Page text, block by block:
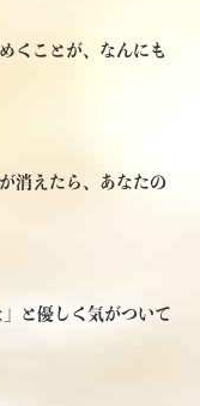
くことが、なんにも
消えたら、あなたの
と優しく気がついて